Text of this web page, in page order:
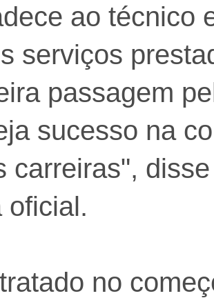
ao técnico
serviços
passagem
sucesso na
carreiras",
oficial.
no